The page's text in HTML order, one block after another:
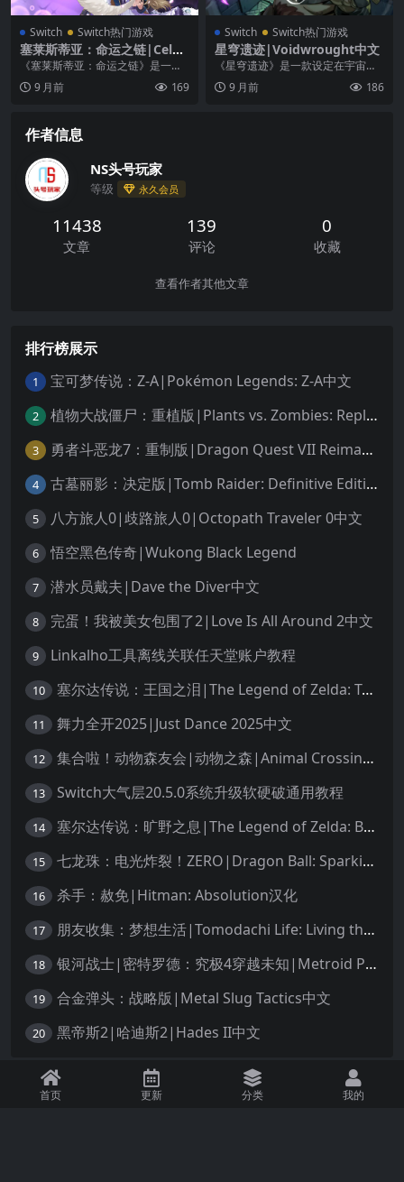
Switch Switch热门游戏
塞莱斯蒂亚：命运之链|Celes
tia: Chain of Fate中文
《塞莱斯蒂亚：命运之链》是一部
奇幻爱情类视觉小说，情节扣人心
弦，由玩家主导推动。...
9 月前 169
Switch Switch热门游戏
星穹遗迹|Voidwrought中文
《星穹遗迹》是一款设定在宇宙恐
怖世界中的手绘 2D 动作类平台游
戏。探索第一文明...
9 月前 186
作者信息
NS头号玩家
等级 永久会员
11438
文章
139
评论
0
收藏
查看作者其他文章
排行榜展示
1 宝可梦传说：Z-A|Pokémon Legends: Z-A中文
2 植物大战僵尸：重植版|Plants vs. Zombies: Replanted中文
3 勇者斗恶龙7：重制版|Dragon Quest VII Reimagined中文
4 古墓丽影：决定版|Tomb Raider: Definitive Edition中文
5 八方旅人0|歧路旅人0|Octopath Traveler 0中文
6 悟空黑色传奇|Wukong Black Legend
7 潜水员戴夫|Dave the Diver中文
8 完蛋！我被美女包围了2|Love Is All Around 2中文
9 Linkalho工具离线关联任天堂账户教程
10 塞尔达传说：王国之泪|The Legend of Zelda: Tears of the Kingdom中文
11 舞力全开2025|Just Dance 2025中文
12 集合啦！动物森友会|动物之森|Animal Crossing: New Horizons中文
13 Switch大气层20.5.0系统升级软硬破通用教程
14 塞尔达传说：旷野之息|The Legend of Zelda: Breath of the Wild中文
15 七龙珠：电光炸裂！ZERO|Dragon Ball: Sparking! Zero中文
16 杀手：赦免|Hitman: Absolution汉化
17 朋友收集：梦想生活|Tomodachi Life: Living the Dream中文
18 银河战士|密特罗德：究极4穿越未知|Metroid Prime 4: Beyond中文
19 合金弹头：战略版|Metal Slug Tactics中文
20 黑帝斯2|哈迪斯2|Hades II中文
免责声明：本站资源均源自网络，诺涉及您的版权，知识产权或其他利益，请附
首页 更新 分类 我的